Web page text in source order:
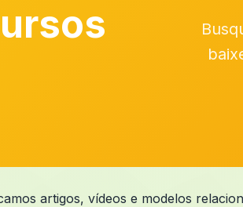
artigos, vídeos e modelos